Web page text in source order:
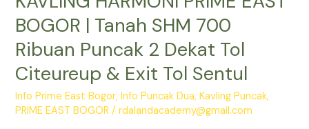
BOGOR | Tanah SHM 700
Ribuan Puncak 2 Dekat Tol
Citeureup & Exit Tol Sentul
Info Prime East Bogor,Info Puncak Dua,Kavling Puncak,
PRIME EAST BOGOR /rdalandacademy@gmail.com
Exit
Tol